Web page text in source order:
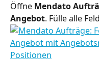
Öffne Mendato
Angebot. Fülle alle